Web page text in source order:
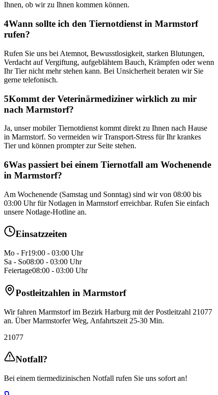
Ihnen, ob wir zu Ihnen kommen können.
4Wann sollte ich den Tiernotdienst in Marmstorf
rufen?
Rufen Sie uns bei Atemnot, Bewusstlosigkeit, starken Blutungen,
Verdacht auf Vergiftung, aufgeblähtem Bauch, Krämpfen oder wenn
Ihr Tier nicht mehr stehen kann. Bei Unsicherheit beraten wir Sie
gerne telefonisch.
5Kommt der Veterinärmediziner wirklich zu mir
nach Marmstorf?
Ja, unser mobiler Tiernotdienst kommt direkt zu Ihnen nach Hause
in Marmstorf. So vermeiden wir Transport-Stress für Ihr krankes
Tier und können prompter zur Seite stehen.
6Was passiert bei einem Tiernotfall am Wochenende
in Marmstorf?
Am Wochenende (Samstag und Sonntag) sind wir von 08:00 bis
03:00 Uhr für Notlagen in Marmstorf erreichbar. Rufen Sie einfach
unsere Notlage-Hotline an.
Einsatzzeiten
Mo - Fr19:00 - 03:00 Uhr
Sa - So08:00 - 03:00 Uhr
Feiertage08:00 - 03:00 Uhr
Postleitzahlen in Marmstorf
Wir fahren Marmstorfim Bezirk Harburg mit der Postleitzahl 21077
an. Über Marmstorfer Weg, Anfahrtszeit 25-30 Min.
21077
Notfall?
Bei einem tiermedizinischen Notfall rufen Sie uns sofort an!